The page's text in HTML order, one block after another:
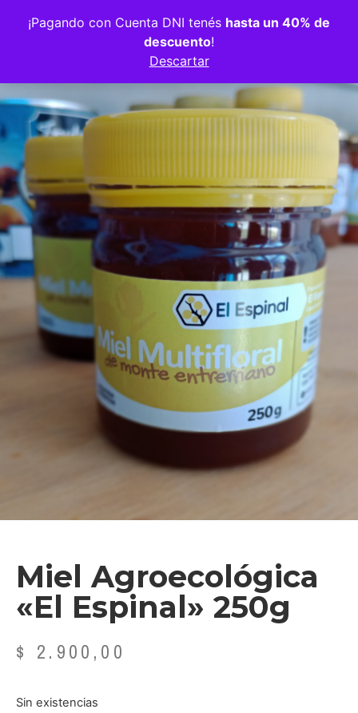
¡Pagando con Cuenta DNI tenés hasta un 40% de
descuento!
Descartar
Volver a la tienda
Miel Agroecológica
«El Espinal» 250g
$ 2.900,00
Sin existencias